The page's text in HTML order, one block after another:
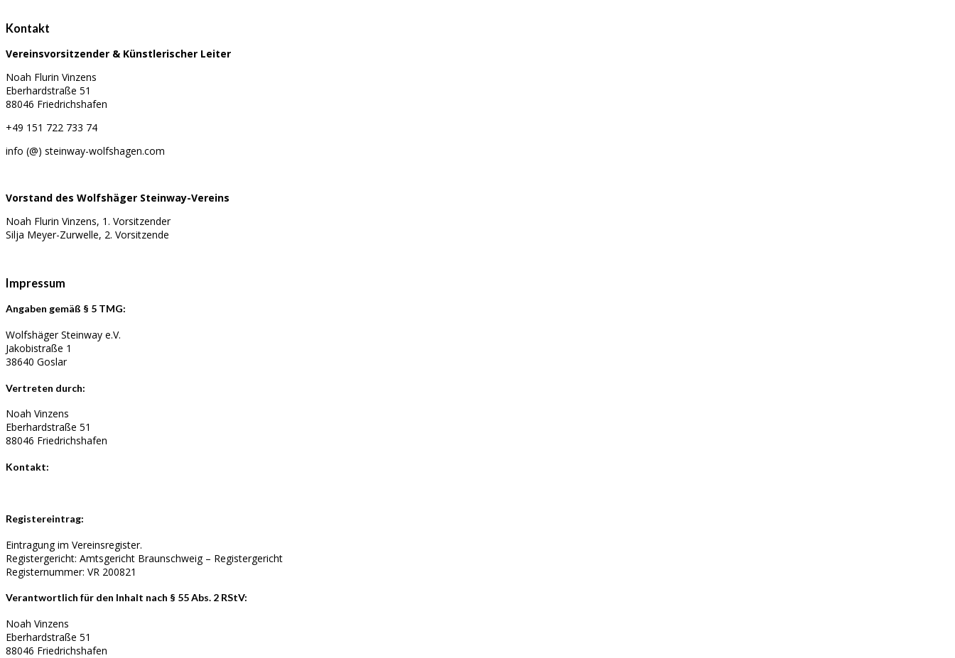
Kontakt
Vereinsvorsitzender & Künstlerischer Leiter
Noah Flurin Vinzens
Eberhardstraße 51
88046 Friedrichshafen
+49 151 722 733 74
info (@) steinway-wolfshagen.com
Vorstand des Wolfshäger Steinway-Vereins
Noah Flurin Vinzens, 1. Vorsitzender
Silja Meyer-Zurwelle, 2. Vorsitzende
Impressum
Angaben gemäß § 5 TMG:
Wolfshäger Steinway e.V.
Jakobistraße 1
38640 Goslar
Vertreten durch:
Noah Vinzens
Eberhardstraße 51
88046 Friedrichshafen
Kontakt:
Registereintrag:
Eintragung im Vereinsregister.
Registergericht: Amtsgericht Braunschweig – Registergericht
Registernummer: VR 200821
Verantwortlich für den Inhalt nach § 55 Abs. 2 RStV:
Noah Vinzens
Eberhardstraße 51
88046 Friedrichshafen